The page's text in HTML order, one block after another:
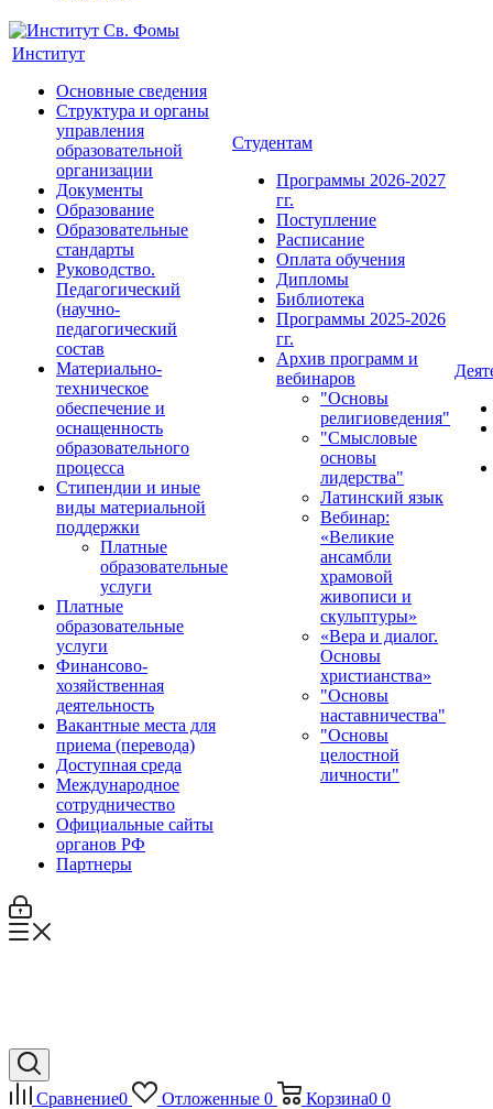
Институт
Основные сведения
Структура и органы
управления
образовательной
организации
Документы
Образование
Образовательные
стандарты
Руководство.
Педагогический
(научно-
педагогический
состав
Материально-
техническое
обеспечение и
оснащенность
образовательного
процесса
Стипендии и иные
виды материальной
поддержки
Платные
образовательные
услуги
Платные
образовательные
услуги
Финансово-
хозяйственная
деятельность
Вакантные места для
приема (перевода)
Доступная среда
Международное
сотрудничество
Официальные сайты
органов РФ
Партнеры
Студентам
Программы 2026-2027
гг.
Поступление
Расписание
Оплата обучения
Дипломы
Библиотека
Программы 2025-2026
гг.
Архив программ и
вебинаров
"Основы
религиоведения"
"Смысловые
основы
лидерства"
Латинский язык
Вебинар:
«Великие
ансамбли
храмовой
живописи и
скульптуры»
«Вера и диалог.
Основы
христианства»
"Основы
наставничества"
"Основы
целостной
личности"
Сравнение0 Отложенные 0 Корзина0 0